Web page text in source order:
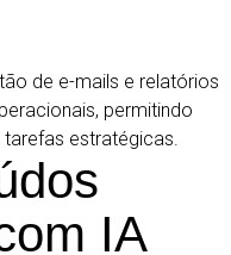
de e-mails e relatórios
permitindo
estratégicas.
IA